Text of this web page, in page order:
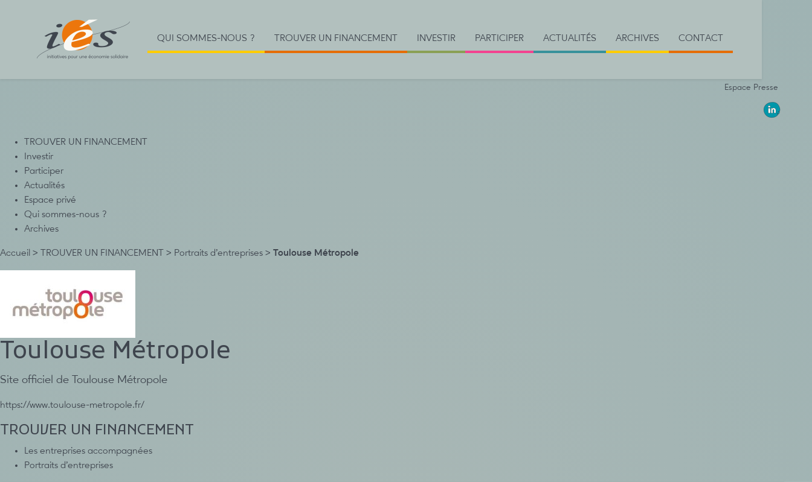
QUI SOMMES-NOUS ? TROUVER UN FINANCEMENT INVESTIR PARTICIPER ACTUALITÉS ARCHIVES CONTACT
Espace Presse
TROUVER UN FINANCEMENT
Investir
Participer
Actualités
Espace privé
Qui sommes-nous ?
Archives
Accueil > TROUVER UN FINANCEMENT > Portraits d’entreprises > Toulouse Métropole
Toulouse Métropole
Site officiel de Toulouse Métropole
https://www.toulouse-metropole.fr/
TROUVER UN FINANCEMENT
Les entreprises accompagnées
Portraits d’entreprises